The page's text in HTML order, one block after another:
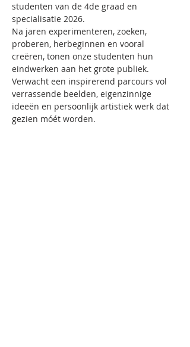
studenten van de 4de graad en
specialisatie 2026.
Na jaren experimenteren, zoeken,
proberen, herbeginnen en vooral
creëren, tonen onze studenten hun
eindwerken aan het grote publiek.
Verwacht een inspirerend parcours vol
verrassende beelden, eigenzinnige
ideeën en persoonlijk artistiek werk dat
gezien móét worden.